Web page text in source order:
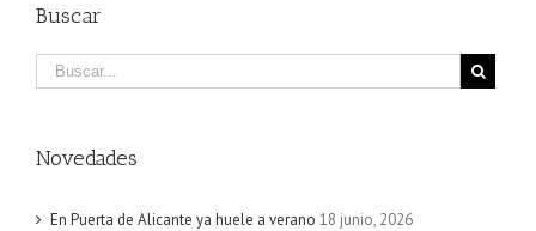
Buscar
Novedades
En Puerta de Alicante ya huele a verano 18 junio, 2026